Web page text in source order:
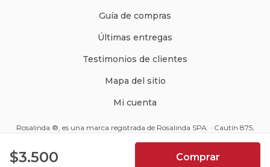
$3.500 Comprar
Guía de compras
Últimas entregas
Testimonios de clientes
Mapa del sitio
Mi cuenta
Rosalinda ®, es una marca registrada de Rosalinda SPA. · Cautín 875,
+562 2570 9510
4.9
7066Reseñas de